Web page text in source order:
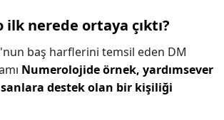
ilk nerede ortaya çıktı?
baş harflerini temsil eden DM
Numerolojide örnek, yardımsever
destek olan bir kişiliği